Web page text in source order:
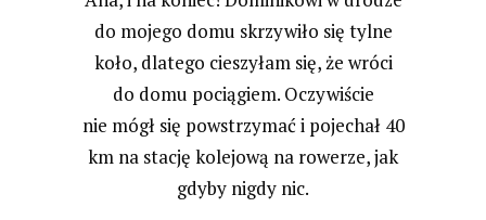
do mojego domu skrzywiło się tylne
koło, dlatego cieszyłam się, że wróci
do domu pociągiem. Oczywiście
nie mógł się powstrzymać i pojechał 40
km na stację kolejową na rowerze, jak
gdyby nigdy nic.